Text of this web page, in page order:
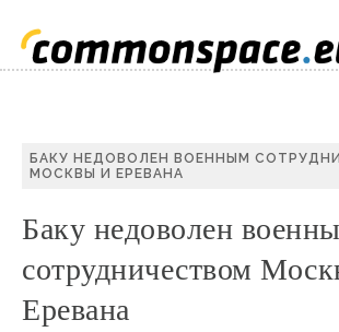
БАКУ НЕДОВОЛЕН ВОЕННЫМ
МОСКВЫ И ЕРЕВАНА
Баку недоволен
сотрудничеством
Еревана